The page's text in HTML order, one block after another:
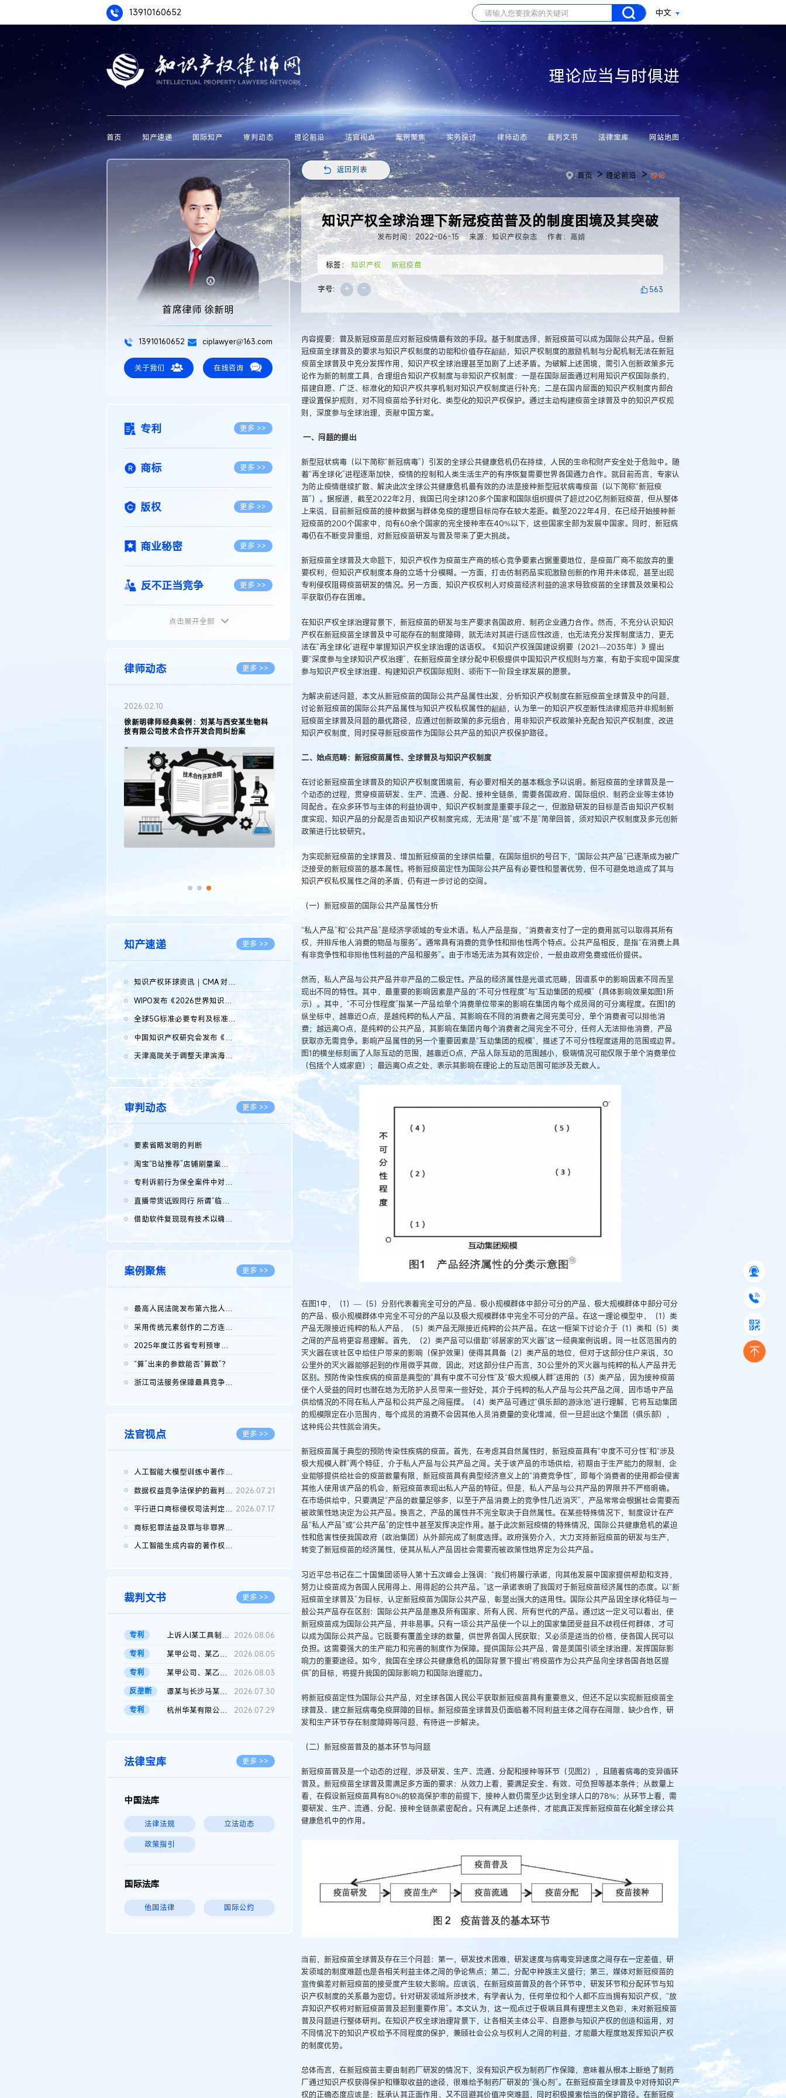
13910160652 中文
理论应当与时俱进
首页 知产速递 国际知产 审判动态 理论前沿 法官视点 案例聚焦 实务探讨 律师动态 裁判文书 法律宝库 网站地图
首席律师 徐新明
13910160652 ciplawyer@163.com
关于我们 在线咨询
专利 更多 >>
商标 更多 >>
版权 更多 >>
商业秘密 更多 >>
反不正当竞争 更多 >>
植物新品种
地理标志 更多 >>
集成电路布图设计
传统文化 更多 >>
点击展开全部
律师动态 更多 >>
2026.05.11
徐新明律师接受《天津日报》采访：解读
2025年度天津市专利行政保护案例
2026.03.09
著名知识产权律师徐新明接受《中国经营
报》采访：技术革新下知识产权保护面临新
2026.02.10
徐新明律师经典案例：刘某与西安某生物科
技有限公司技术合作开发合同纠纷案
知产速递 更多 >>
知识产权环球资讯｜CMA 对微软发起调查；批量搬运二手平台数据构...
WIPO发布《2026世界知识产权报告》 含报告全文
全球5G标准必要专利及标准提案研究报告（2026年）全文发布
中国知识产权研究会发布《2025年度中国企业海外知识产权纠纷调查...
2026.08.07
天津高院关于调整天津滨海高新技术产业开发区华苑科技园一审普通...
2026.08.07
审判动态 更多 >>
要素省略发明的判断
淘宝“B站推荐”店铺刷量案维持原判，两被告连带赔偿150万元
专利诉前行为保全案件中对仿制药申请人曾作出三类声明的考量及违...
直播带货诋毁同行 所谓“临场发挥”不免责
借助软件复现现有技术以确认相关参数特征是否被公开
案例聚焦 更多 >>
最高人民法院发布第六批人民法院种业知识产权司法保护典型案例 含...
采用传统元素创作的二方连续装饰图案作品的独创性及侵权对比认定
2025年度江苏省专利预审典型案例
“算”出来的参数能否“算数”？
浙江司法服务保障最具竞争力营商环境建设典型案例（第二批）含侵...
法官视点 更多 >>
人工智能大模型训练中著作权的合理使用
2026.07.28
数据权益竞争法保护的裁判路径构建 2026.07.21
平行进口商标侵权司法判定规则的困境与纾解 2026.07.17
商标犯罪法益及罪与非罪界限研究
人工智能生成内容的著作权司法认定：演进逻辑、现实困境与规则建...
裁判文书 更多 >>
专利 上诉人I某工具制品有限公司与被上诉人程某及一审被告中华人民共和...
2026.08.06
专利
某甲公司、某乙公司、某丙公司申请诉前行为保全复议裁定书
2026.08.05
专利
某甲公司、某乙公司、官某与某丙公司专利申请权权属纠纷 二审判决...
2026.08.03
反垄断
谭某与长沙马某堆农产品股份有限公司滥用市场支配地位纠纷二审裁...
2026.07.30
专利
杭州华某有限公司与菲某有限公司侵害发明专利权纠纷 2026.07.29
法律宝库 更多 >>
中国法库
法律法规 立法动态
政策指引
国际法库
他国法律 国际公约
返回列表
首页 >理论前沿 >综论
知识产权全球治理下新冠疫苗普及的制度困境及其突破
发布时间：2022-06-15 来源：知识产权杂志 作者：高婧
标签： 知识产权 新冠疫苗
字号: + - 563
内容提要：普及新冠疫苗是应对新冠疫情最有效的手段。基于制度选择，新冠疫苗可以成为国际公共产品。但新
冠疫苗全球普及的要求与知识产权制度的功能和价值存在龃龉，知识产权制度的激励机制与分配机制无法在新冠
疫苗全球普及中充分发挥作用，知识产权全球治理甚至加剧了上述矛盾。为破解上述困境，需引入创新政策多元
论作为新的制度工具，合理组合知识产权制度与非知识产权制度：一是在国际层面通过利用知识产权国际条约，
搭建自愿、广泛、标准化的知识产权共享机制对知识产权制度进行补充；二是在国内层面的知识产权制度内部合
理设置保护规则，对不同疫苗给予针对化、类型化的知识产权保护。通过主动构建疫苗全球普及中的知识产权规
则，深度参与全球治理，贡献中国方案。
一、问题的提出
新型冠状病毒（以下简称“新冠病毒”）引发的全球公共健康危机仍在持续，人民的生命和财产安全处于危险中。随
着“再全球化”进程逐渐加快，疫情的控制和人类生活生产的有序恢复需要世界各国通力合作。就目前而言，专家认
为防止疫情继续扩散、解决此次全球公共健康危机最有效的办法是接种新型冠状病毒疫苗（以下简称“新冠疫
苗”）。据报道，截至2022年2月，我国已向全球120多个国家和国际组织提供了超过20亿剂新冠疫苗，但从整体
上来说，目前新冠疫苗的接种数据与群体免疫的理想目标尚存在较大差距。截至2022年4月，在已经开始接种新
冠疫苗的200个国家中，尚有60余个国家的完全接种率在40%以下，这些国家全部为发展中国家。同时，新冠病
毒仍在不断变异重组，对新冠疫苗研发与普及带来了更大挑战。
新冠疫苗全球普及大命题下，知识产权作为疫苗生产商的核心竞争要素占据重要地位，是疫苗厂商不能放弃的重
要权利，但知识产权制度本身的立场十分模糊。一方面，打击仿制药品实现激励创新的作用并未体现，甚至出现
专利侵权阻碍疫苗研发的情况。另一方面，知识产权权利人对疫苗经济利益的追求导致疫苗的全球普及效果和公
平获取仍存在困难。
在知识产权全球治理背景下，新冠疫苗的研发与生产要求各国政府、制药企业通力合作。然而，不充分认识知识
产权在新冠疫苗全球普及中可能存在的制度障碍，就无法对其进行适应性改造，也无法充分发挥制度活力，更无
法在“再全球化”进程中掌握知识产权全球治理的话语权。《知识产权强国建设纲要（2021—2035年）》提出
要“深度参与全球知识产权治理”，在新冠疫苗全球分配中积极提供中国知识产权规则与方案，有助于实现中国深度
参与知识产权全球治理、构建知识产权国际规则、领衔下一阶段全球发展的愿景。
为解决前述问题，本文从新冠疫苗的国际公共产品属性出发，分析知识产权制度在新冠疫苗全球普及中的问题，
讨论新冠疫苗的国际公共产品属性与知识产权私权属性的龃龉，认为单一的知识产权垄断性法律规范并非规制新
冠疫苗全球普及问题的最优路径，应通过创新政策的多元组合，用非知识产权政策补充配合知识产权制度，改进
知识产权制度，同时探寻新冠疫苗作为国际公共产品的知识产权保护路径。
二、始点范畴：新冠疫苗属性、全球普及与知识产权制度
在讨论新冠疫苗全球普及的知识产权制度困境前，有必要对相关的基本概念予以说明。新冠疫苗的全球普及是一
个动态的过程，贯穿疫苗研发、生产、流通、分配、接种全链条，需要各国政府、国际组织、制药企业等主体协
同配合。在众多环节与主体的利益协调中，知识产权制度是重要手段之一，但激励研发的目标是否由知识产权制
度实现、知识产品的分配是否由知识产权制度完成，无法用“是”或“不是”简单回答，须对知识产权制度及多元创新
政策进行比较研究。
为实现新冠疫苗的全球普及、增加新冠疫苗的全球供给量，在国际组织的号召下，“国际公共产品”已逐渐成为被广
泛接受的新冠疫苗的基本属性。将新冠疫苗定性为国际公共产品有必要性和显著优势，但不可避免地造成了其与
知识产权私权属性之间的矛盾，仍有进一步讨论的空间。
（一）新冠疫苗的国际公共产品属性分析
“私人产品”和“公共产品”是经济学领域的专业术语。私人产品是指，“消费者支付了一定的费用就可以取得其所有
权，并排斥他人消费的物品与服务”。通常具有消费的竞争性和排他性两个特点。公共产品相反，是指“在消费上具
有非竞争性和非排他性利益的产品和服务”。由于市场无法为其有效定价，一般由政府免费或低价提供。
然而，私人产品与公共产品并非产品的二极定性。产品的经济属性是光谱式范畴，因谱系中的影响因素不同而呈
现出不同的特性。其中，最重要的影响因素是产品的“不可分性程度”与“互动集团的规模”（具体影响效果如图1所
示）。其中，“不可分性程度”指某一产品给单个消费单位带来的影响在集团内每个成员间的可分离程度。在图1的
纵坐标中，越靠近O点，是越纯粹的私人产品，其影响在不同的消费者之间完美可分，单个消费者可以排他消
费；越远离O点，是纯粹的公共产品，其影响在集团内每个消费者之间完全不可分，任何人无法排他消费，产品
获取亦无需竞争。影响产品属性的另一个重要因素是“互动集团的规模”，描述了不可分性程度适用的范围或边界。
图1的横坐标刻画了人际互动的范围，越靠近O点，产品人际互动的范围越小，极端情况可能仅限于单个消费单位
（包括个人或家庭）；最远离O点之处，表示其影响在理论上的互动范围可能涉及无数人。
在图1中，（1）—（5）分别代表着完全可分的产品、极小规模群体中部分可分的产品、极大规模群体中部分可分
的产品、极小规模群体中完全不可分的产品以及极大规模群体中完全不可分的产品。在这一理论模型中，（1）类
产品无限接近纯粹的私人产品，（5）类产品无限接近纯粹的公共产品。在这一框架下讨论介于（1）类和（5）类
之间的产品将更容易理解。首先，（2）类产品可以借助“邻居家的灭火器”这一经典案例说明。同一社区范围内的
灭火器在该社区中给住户带来的影响（保护效果）使得其具备（2）类产品的地位，但对于这部分住户来说，30
公里外的灭火器能够起到的作用微乎其微，因此，对这部分住户而言，30公里外的灭火器与纯粹的私人产品并无
区别。预防传染性疾病的疫苗是典型的“具有中度不可分性”及“极大规模人群”适用的（3）类产品，因为接种疫苗
使个人受益的同时也潜在地为无防护人员带来一些好处，其介于纯粹的私人产品与公共产品之间，因市场中产品
供给情况的不同在私人产品和公共产品之间摇摆。（4）类产品可通过“俱乐部的游泳池”进行理解，它将互动集团
的规模限定在小范围内，每个成员的消费不会因其他人员消费量的变化增减，但一旦超出这个集团（俱乐部），
这种纯公共性就会消失。
新冠疫苗属于典型的预防传染性疾病的疫苗。首先，在考虑其自然属性时，新冠疫苗具有“中度不可分性”和“涉及
极大规模人群”两个特征，介于私人产品与公共产品之间。关于该产品的市场供给，初期由于生产能力的限制，企
业能够提供给社会的疫苗数量有限，新冠疫苗具有典型经济意义上的“消费竞争性”，即每个消费者的使用都会侵害
其他人使用该产品的机会，新冠疫苗表现出私人产品的特征。但是，私人产品与公共产品的界限并不严格明确。
在市场供给中，只要满足“产品的数量足够多，以至于产品消费上的竞争性几近消灭”，产品常常会根据社会需要而
被政策性地决定为公共产品。换言之，产品的属性并不完全取决于自然属性。在某些特殊情况下，制度设计在产
品“私人产品”或“公共产品”的定性中甚至发挥决定作用。基于此次新冠疫情的特殊情况，国际公共健康危机的紧迫
性和危害性使我国政府（政治集团）从外部完成了制度选择。政府强势介入，大力支持新冠疫苗的研发与生产，
转变了新冠疫苗的经济属性，使其从私人产品因社会需要而被政策性地界定为公共产品。
习近平总书记在二十国集团领导人第十五次峰会上强调：“我们将履行承诺，向其他发展中国家提供帮助和支持，
努力让疫苗成为各国人民用得上、用得起的公共产品。”这一承诺表明了我国对于新冠疫苗经济属性的态度。以“新
冠疫苗全球普及”为目标，认定新冠疫苗为国际公共产品，彰显出强大的适用性。国际公共产品因全球化特征与一
般公共产品存在区别：国际公共产品是惠及所有国家、所有人民、所有世代的产品。通过这一定义可以看出，使
新冠疫苗成为国际公共产品，并非易事。只有一项公共产品使一个以上的国家集团受益且不歧视任何群体，才可
以成为国际公共产品。它既要有覆盖全球的数量，供世界各国人民获取；又必须是适当的价格，使各国人民可以
负担。这需要强大的生产能力和完善的制度作为保障。提供国际公共产品，曾是美国引领全球治理、发挥国际影
响力的重要途径。如今，我国在全球公共健康危机的国际背景下提出“将疫苗作为公共产品向全球各国各地区提
供”的目标，将提升我国的国际影响力和国际治理能力。
将新冠疫苗定性为国际公共产品，对全球各国人民公平获取新冠疫苗具有重要意义，但还不足以实现新冠疫苗全
球普及、建立新冠病毒免疫屏障的目标。新冠疫苗全球普及仍面临着不同利益主体之间存在间隙、缺少合作，研
发和生产环节存在制度障碍等问题，有待进一步解决。
（二）新冠疫苗普及的基本环节与问题
新冠疫苗普及是一个动态的过程，涉及研发、生产、流通、分配和接种等环节（见图2），且随着病毒的变异循环
普及。新冠疫苗全球普及需满足多方面的要求：从效力上看，要满足安全、有效、可负担等基本条件；从数量上
看，在假设新冠疫苗具有80%的较高保护率的前提下，接种人数仍需至少达到全球人口的78%；从环节上看，需
要研发、生产、流通、分配、接种全链条紧密配合。只有满足上述条件，才能真正发挥新冠疫苗在化解全球公共
健康危机中的作用。
当前，新冠疫苗全球普及存在三个问题：第一，研发技术困难，研发速度与病毒变异速度之间存在一定差值，研
发领域的制度难题也是各相关利益主体之间的争论焦点；第二，分配中种族主义盛行；第三，媒体对新冠疫苗的
宣传偏差对新冠疫苗的接受度产生较大影响。应该说，在新冠疫苗普及的各个环节中，研发环节和分配环节与知
识产权制度的关系最为密切。针对研发领域所涉技术，有学者认为，任何单位和个人都不应当拥有知识产权，“放
弃知识产权将对新冠疫苗普及起到重要作用”。本文认为，这一观点过于极端且具有理想主义色彩，未对新冠疫苗
普及问题进行整体研判。在知识产权全球治理背景下，让各相关主体公平、自愿参与知识产权的创造和运用，对
不同情况下的知识产权给予不同程度的保护，兼顾社会公众与权利人之间的利益，才能最大程度地发挥知识产权
的制度优势。
总体而言，在新冠疫苗主要由制药厂研发的情况下，没有知识产权为制药厂作保障，意味着从根本上断绝了制药
厂通过知识产权获得保护和赚取收益的途径，很难给予制药厂研发的“强心剂”。在新冠疫苗全球普及中对待知识产
权的正确态度应该是：既承认其正面作用，又不回避其价值冲突难题，同时积极摸索恰当的保护路径。在新冠疫